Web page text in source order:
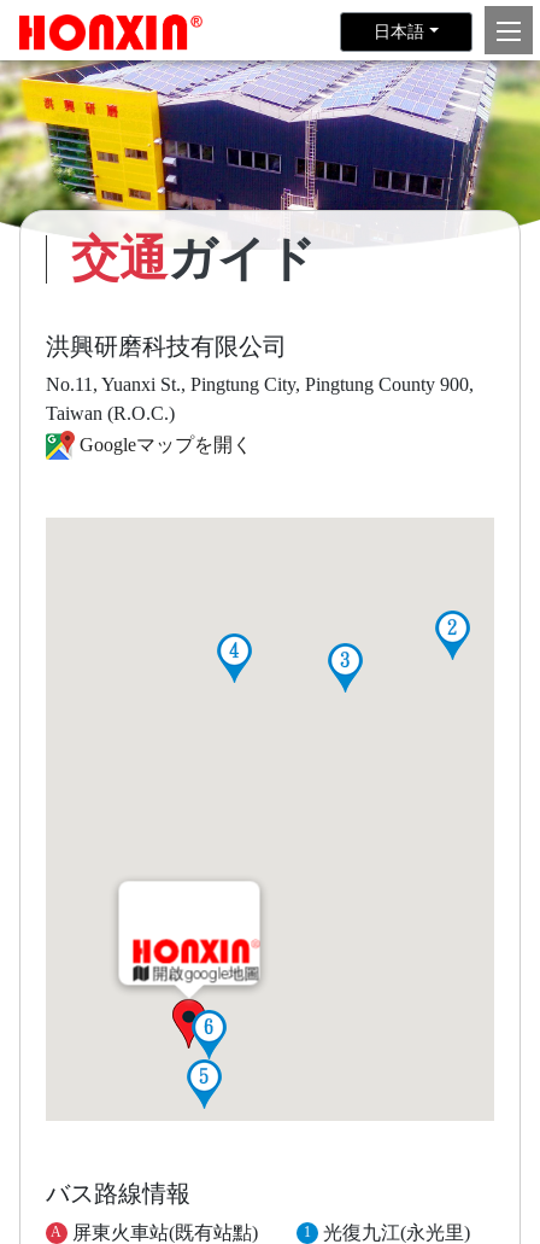
日本語
交通ガイド
洪興研磨科技有限公司
No.11, Yuanxi St., Pingtung City, Pingtung County 900,
Taiwan (R.O.C.)
Googleマップを開く
開啟google地圖
バス路線情報
A 屏東火車站(既有站點) 1 光復九江(永光里)